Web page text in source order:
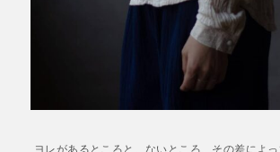
ヨレがあるところと、ないところ、その差によ